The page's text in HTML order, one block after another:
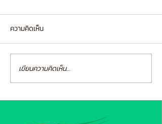
ความคิดเห็น
เขียนความคิดเห็น…